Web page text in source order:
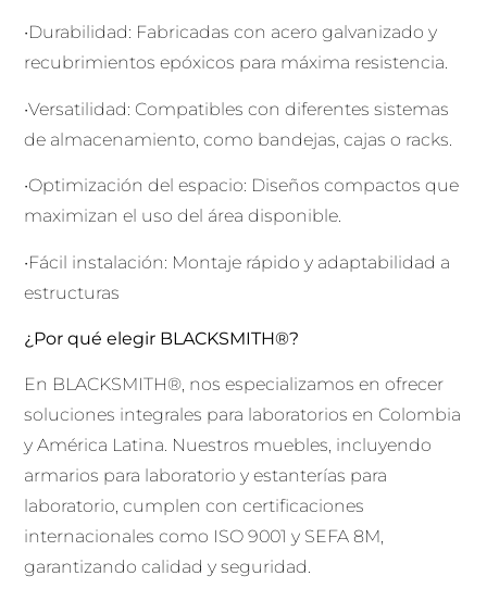
•Durabilidad: Fabricadas con acero galvanizado y
recubrimientos epóxicos para máxima resistencia.
•Versatilidad: Compatibles con diferentes sistemas
de almacenamiento, como bandejas, cajas o racks.
•Optimización del espacio: Diseños compactos que
maximizan el uso del área disponible.
•Fácil instalación: Montaje rápido y adaptabilidad a
estructuras
¿Por qué elegir BLACKSMITH®?
En BLACKSMITH®, nos especializamos en ofrecer
soluciones integrales para laboratorios en Colombia
y América Latina. Nuestros muebles, incluyendo
armarios para laboratorio y estanterías para
laboratorio, cumplen con certificaciones
internacionales como ISO 9001 y SEFA 8M,
garantizando calidad y seguridad.